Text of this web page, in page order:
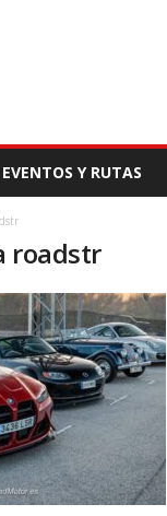
EVENTOS Y RUTAS
roadstr